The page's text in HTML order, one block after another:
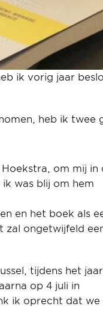
ik vorig jaar
heb ik twee
om mij in
was blij om hem
en het boek als
zal ongetwijfeld
op 4 juli in
ik oprecht dat we